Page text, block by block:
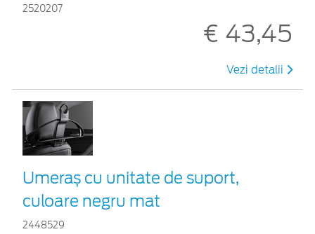
2520207
€ 43,45
Vezi detalii
Umeraș cu unitate de suport,
culoare negru mat
2448529